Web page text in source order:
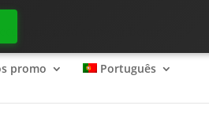
para começar bem no ?
promo Português